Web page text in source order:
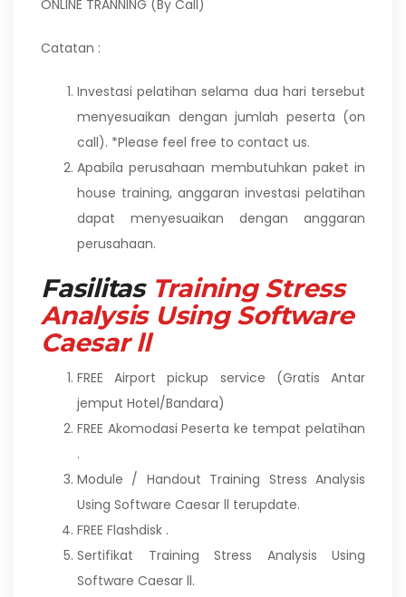
ONLINE TRANNING (By Call)
Catatan :
Investasi pelatihan selama dua hari tersebut
menyesuaikan dengan jumlah peserta (on
call). *Please feel free to contact us.
Apabila perusahaan membutuhkan paket in
house training, anggaran investasi pelatihan
dapat menyesuaikan dengan anggaran
perusahaan.
Fasilitas Training Stress
Analysis Using Software
Caesar ll
FREE Airport pickup service (Gratis Antar
jemput Hotel/Bandara)
FREE Akomodasi Peserta ke tempat pelatihan
.
Module / Handout Training Stress Analysis
Using Software Caesar ll terupdate.
FREE Flashdisk .
Sertifikat Training Stress Analysis Using
Software Caesar ll.